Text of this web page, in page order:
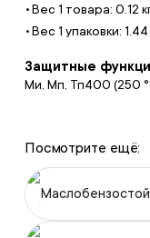
Вес 1 товара: 0.12
Вес 1 упаковки: 1.44
Защитные
Ми, Мп, Тп400 (250
Посмотрите ещё: